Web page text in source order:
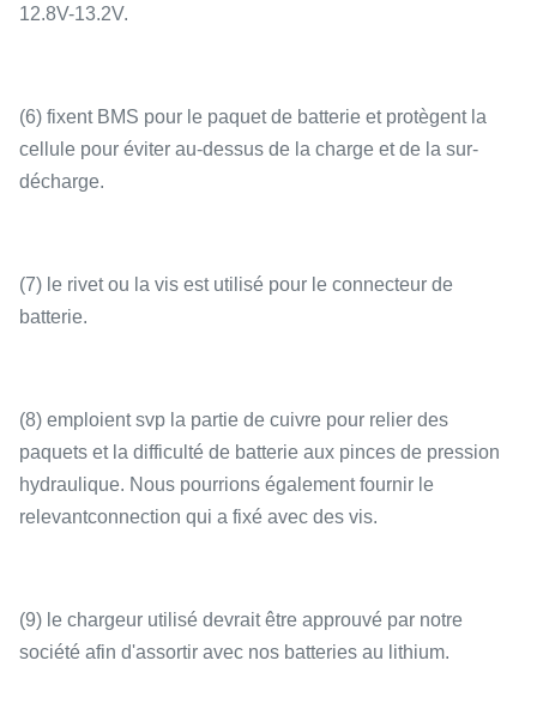
12.8V-13.2V.
(6) fixent BMS pour le paquet de batterie et protègent la
cellule pour éviter au-dessus de la charge et de la sur-
décharge.
(7) le rivet ou la vis est utilisé pour le connecteur de
batterie.
(8) emploient svp la partie de cuivre pour relier des
paquets et la difficulté de batterie aux pinces de pression
hydraulique. Nous pourrions également fournir le
relevantconnection qui a fixé avec des vis.
(9) le chargeur utilisé devrait être approuvé par notre
société afin d'assortir avec nos batteries au lithium.